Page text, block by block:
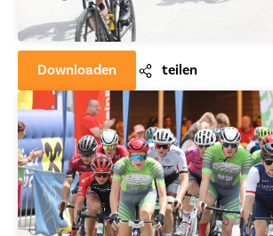
Downloaden teilen